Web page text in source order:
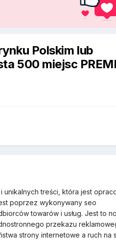
Polskim lub
500 miejsc
treści, która jest
poprzez wykonywany seo
towarów i usług. Jest to
przekazu
strony internetowe a ruch na